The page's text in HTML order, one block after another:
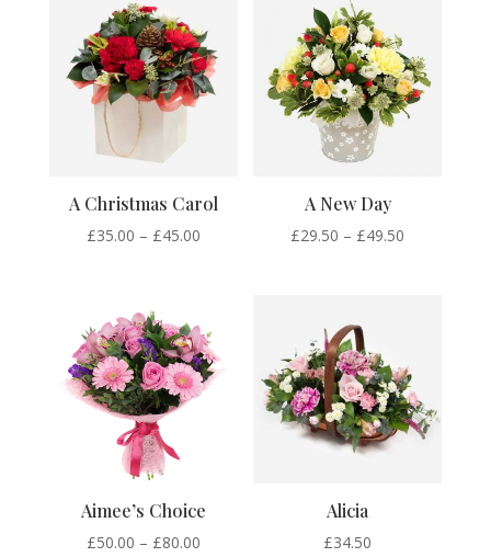
A Christmas Carol
£35.00 – £45.00Price
£45.00
A New Day
£29.50 – £49.50
Aimee’s Choice
£50.00 – £80.00Price
Alicia
£34.50